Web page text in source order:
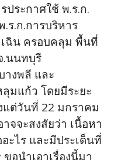
ระกาศใช้ พ.ร.ก.
.ร.ก.การบริหาร
ฉิน ครอบคลุม พื้นที่
.นนทบุรี
างพลี และ
มแก้ว โดยมีระยะ
แต่วันที่ 22 มกราคม
จจะสงสัยว่า เนื้อหา
ไร และมีประเด็นที่
อนำเอาเรื่องนี้มา